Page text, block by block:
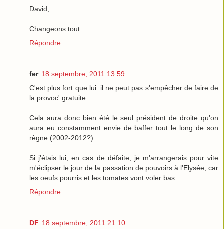
David,
Changeons tout...
Répondre
fer 18 septembre, 2011 13:59
C'est plus fort que lui: il ne peut pas s'empêcher de faire de
la provoc' gratuite.
Cela aura donc bien été le seul président de droite qu'on
aura eu constamment envie de baffer tout le long de son
règne (2002-2012?).
Si j'étais lui, en cas de défaite, je m'arrangerais pour vite
m'éclipser le jour de la passation de pouvoirs à l'Elysée, car
les oeufs pourris et les tomates vont voler bas.
Répondre
DF 18 septembre, 2011 21:10